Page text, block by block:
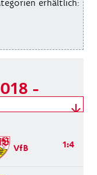
erhältlich:
-
VfB 1:4